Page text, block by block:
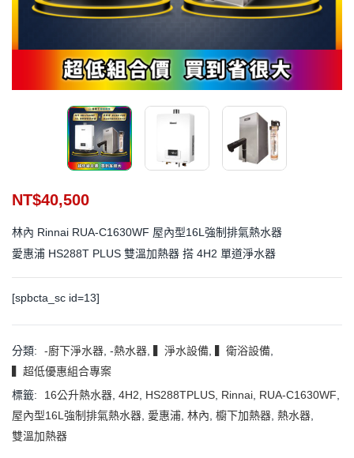
NT$40,500
林內 Rinnai RUA-C1630WF 屋內型16L強制排氣熱水器
愛惠浦 HS288T PLUS 雙溫加熱器 搭 4H2 單道淨水器
[spbcta_sc id=13]
分類: -廚下淨水器 -熱水器 ▍淨水設備 ▍衛浴設備
▍超低優惠組合專案
標籤:
16公升熱水器 4H2 HS288TPLUS Rinnai RUA-C1630WF
屋內型16L強制排氣熱水器 愛惠浦 林內 櫥下加熱器 熱水器
雙溫加熱器